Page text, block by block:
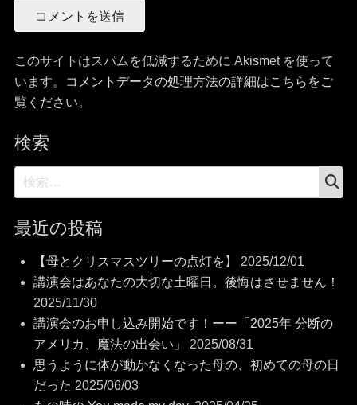
このサイトはスパムを低減するために Akismet を使って
います。
コメントデータの処理方法の詳細はこちらをご
覧ください。
検索
検
索:
最近の投稿
【母とクリスマスツリーの点灯を】
2025/12/01
講演会はあなたの大切な土曜日。後悔はさせません！
2025/11/30
講演会のお申し込み開始です！ーー「2025年 分断の
アメリカ、魔法の出会い」
2025/08/31
思うように体が動かなくなった母の、初めての母の日
だった 2025/06/03